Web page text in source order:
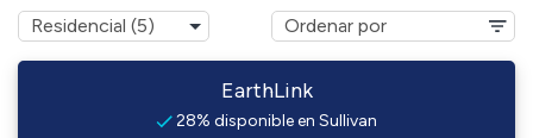
EarthLink
28% disponible en Sullivan